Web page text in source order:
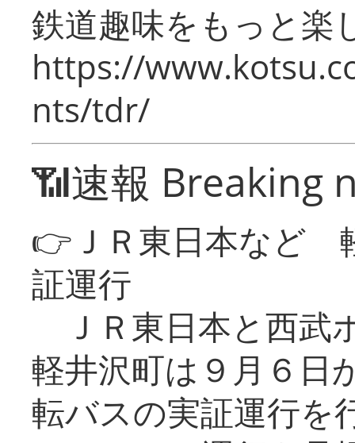
鉄道趣味をもっと楽
https://
nts/tdr/
📶速報 Breaking
👉ＪＲ東日本など
証運行
ＪＲ東日本と西武
軽井沢町は９月６日
転バスの実証運行を